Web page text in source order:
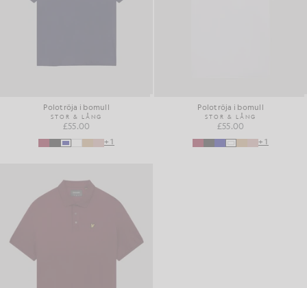
Polotröja i bomull
STOR & LÅNG
£55.00
+1
Polotröja i bomull
STOR & LÅNG
£55.00
+1